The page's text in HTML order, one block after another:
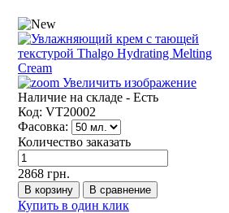
Увеличить изображение
Наличие на складе - Есть
Код: VT20002
Фасовка:
Количество заказать
2868 грн.
Купить в один клик